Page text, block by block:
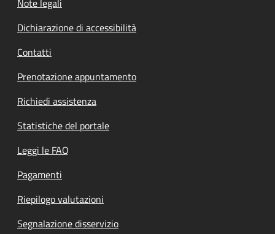
Dichiarazione di accessibilità
Contatti
Prenotazione appuntamento
Richiedi assistenza
Statistiche del portale
Leggi le FAQ
Pagamenti
Riepilogo valutazioni
Segnalazione disservizio